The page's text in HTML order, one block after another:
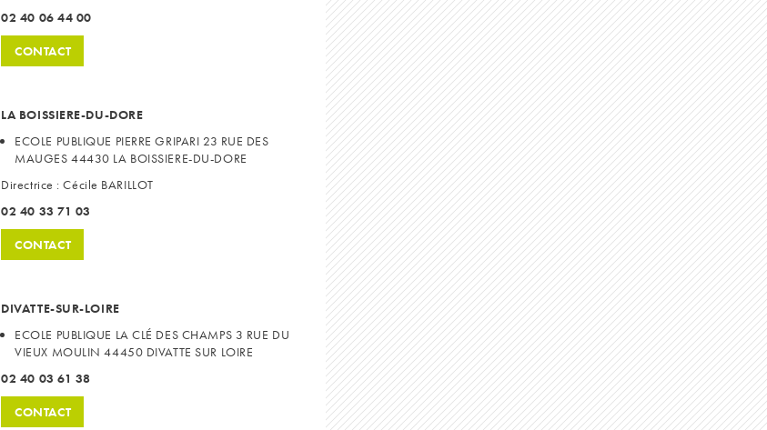
02 40 06 44 00
CONTACT
LA BOISSIERE-DU-DORE
ECOLE PUBLIQUE PIERRE GRIPARI 23 RUE DES
MAUGES 44430 LA BOISSIERE-DU-DORE
Directrice : Cécile BARILLOT
02 40 33 71 03
CONTACT
DIVATTE-SUR-LOIRE
ECOLE PUBLIQUE LA CLÉ DES CHAMPS 3 RUE DU
VIEUX MOULIN 44450 DIVATTE SUR LOIRE
02 40 03 61 38
CONTACT